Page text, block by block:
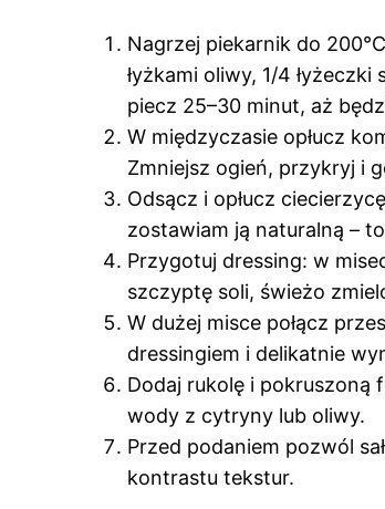
Nagrzej piekarnik do
łyżkami oliwy, 1/4
piecz 25–30 minut, aż
W międzyczasie opłucz
Zmniejsz ogień, przykryj i
Odsącz i opłucz
zostawiam ją naturalną –
Przygotuj dressing: w
szczyptę soli, świeżo
W dużej misce połącz
dressingiem i delikatnie
Dodaj rukolę i pokruszoną
wody z cytryny lub oliwy.
Przed podaniem pozwól
kontrastu tekstur.